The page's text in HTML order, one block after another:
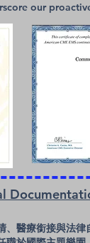
our
醫療銜接與法